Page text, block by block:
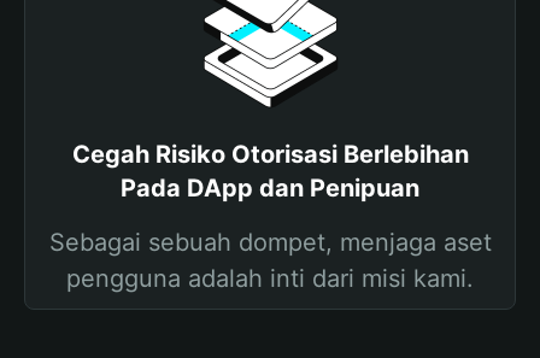
Cegah Risiko Otorisasi Berlebihan
Pada DApp dan Penipuan
Sebagai sebuah dompet, menjaga aset
pengguna adalah inti dari misi kami.